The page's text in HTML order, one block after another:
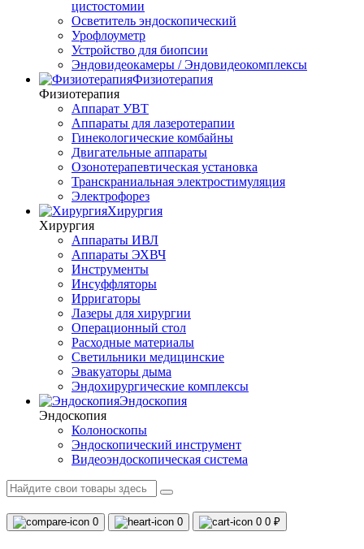
цистостомии
Осветитель эндоскопический
Урофлоуметр
Устройство для биопсии
Эндовидеокамеры / Эндовидеокомплексы
Физиотерапия
Физиотерапия
Аппарат УВТ
Аппараты для лазеротерапии
Гинекологические комбайны
Двигательные аппараты
Озонотерапевтическая установка
Транскраниальная электростимуляция
Электрофорез
Хирургия
Хирургия
Аппараты ИВЛ
Аппараты ЭХВЧ
Инструменты
Инсуффляторы
Ирригаторы
Лазеры для хирургии
Операционный стол
Расходные материалы
Светильники медицинские
Эвакуаторы дыма
Эндохирургические комплексы
Эндоскопия
Эндоскопия
Колоноскопы
Эндоскопический инструмент
Видеоэндоскопическая система
0 0 0 0 ₽